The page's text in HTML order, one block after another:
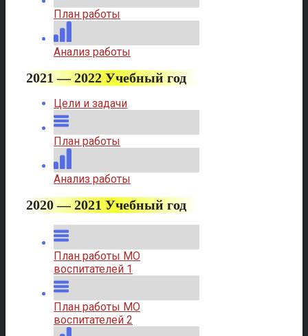
План работы
Анализ работы
2021 — 2022 Учебный год
Цели и задачи
План работы
Анализ работы
2020 — 2021 Учебный год
План работы МО
воспитателей 1
План работы МО
воспитателей 2